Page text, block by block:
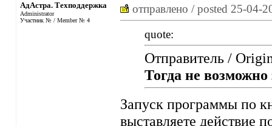
АдАстра. Техподдержка
Administrator
Участник № / Member № 4
отправлено / posted 25-04-
quote:
Отправитель /
Тогда не
Запуск программы по
выставляете действие